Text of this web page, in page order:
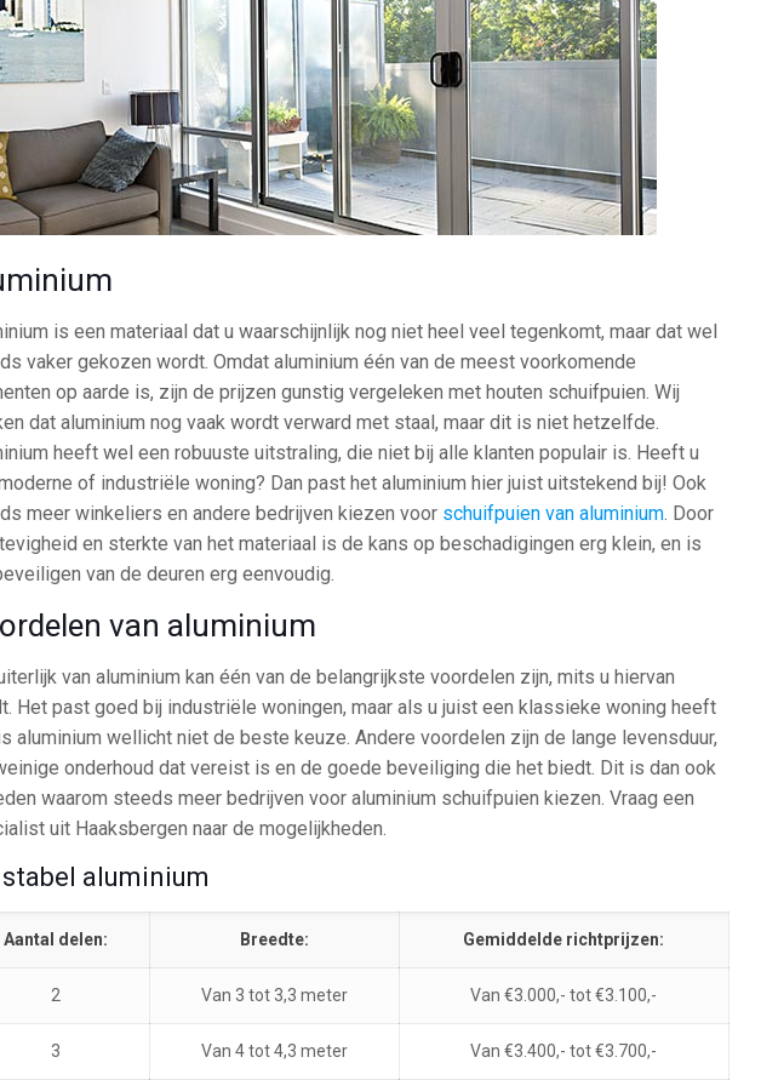
is een materiaal dat u waarschijnlijk nog niet heel veel tegenkomt, maar dat wel
vaker gekozen wordt. Omdat aluminium één van de meest voorkomende
op aarde is, zijn de prijzen gunstig vergeleken met houten schuifpuien. Wij
dat aluminium nog vaak wordt verward met staal, maar dit is niet hetzelfde.
heeft wel een robuuste uitstraling, die niet bij alle klanten populair is. Heeft u
of industriële woning? Dan past het aluminium hier juist uitstekend bij! Ook
meer winkeliers en andere bedrijven kiezen voor schuifpuien van aluminium. Door
en sterkte van het materiaal is de kans op beschadigingen erg klein, en is
van de deuren erg eenvoudig.
van aluminium
van aluminium kan één van de belangrijkste voordelen zijn, mits u hiervan
Het past goed bij industriële woningen, maar als u juist een klassieke woning heeft
aluminium wellicht niet de beste keuze. Andere voordelen zijn de lange levensduur,
onderhoud dat vereist is en de goede beveiliging die het biedt. Dit is dan ook
waarom steeds meer bedrijven voor aluminium schuifpuien kiezen. Vraag een
uit Haaksbergen naar de mogelijkheden.
aluminium
Aantal delen: Breedte: Gemiddelde richtprijzen:
2 Van 3 tot 3,3 meter Van €3.000,- tot €3.100,-
3 Van 4 tot 4,3 meter Van €3.400,- tot €3.700,-